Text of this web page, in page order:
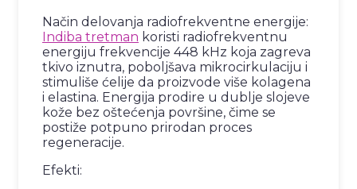
Način delovanja radiofrekventne energije:
Indiba tretman koristi radiofrekventnu
energiju frekvencije 448 kHz koja zagreva
tkivo iznutra, poboljšava mikrocirkulaciju i
stimuliše ćelije da proizvode više kolagena
i elastina. Energija prodire u dublje slojeve
kože bez oštećenja površine, čime se
postiže potpuno prirodan proces
regeneracije.
Efekti: